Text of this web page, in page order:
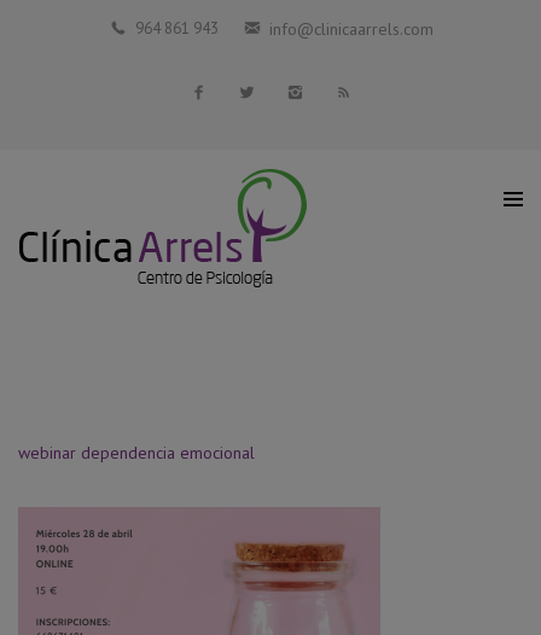
Blog
964 861 943 info@clinicaarrels.com
webinar dependencia emocional